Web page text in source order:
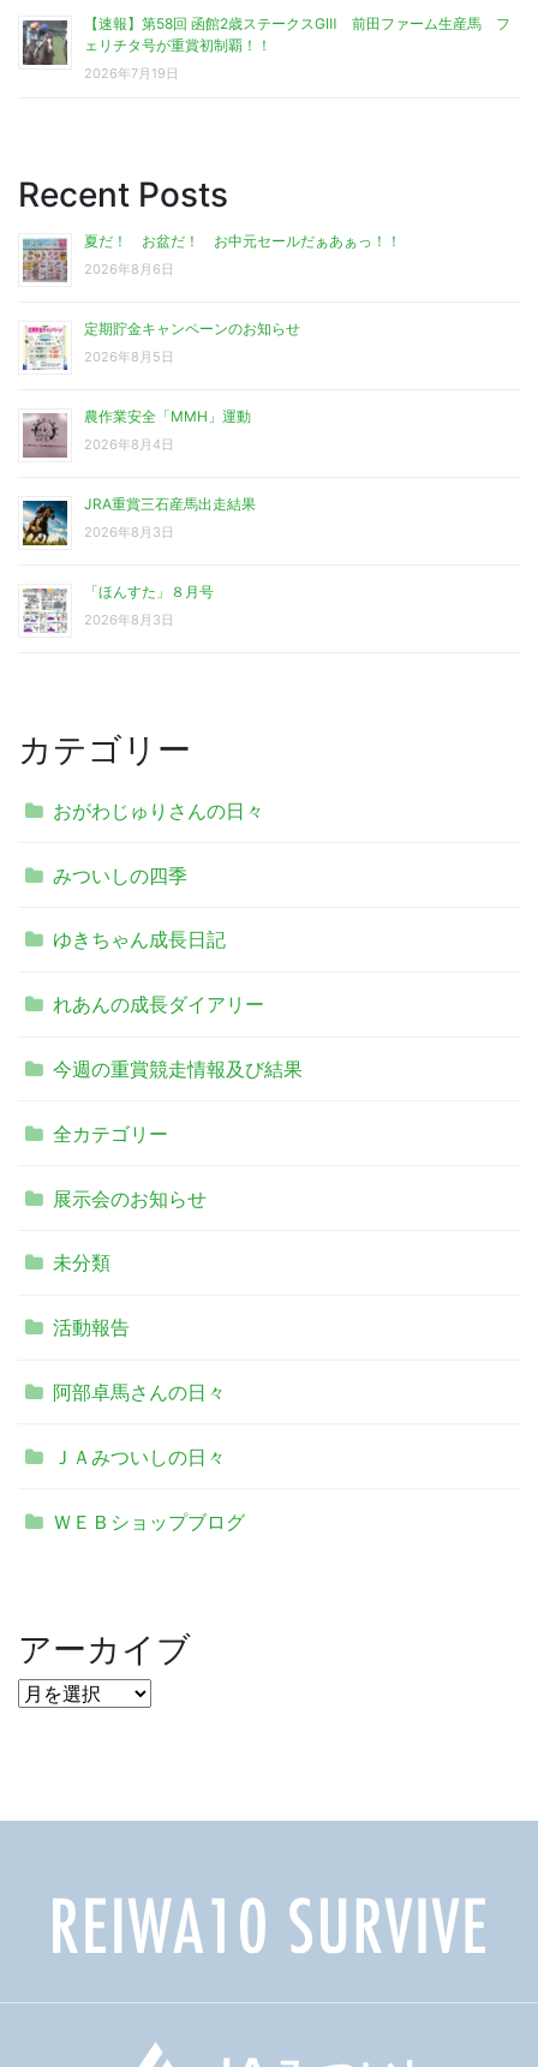
【速報】第58回 函館2歳ステークスGⅢ 前田ファーム生産馬 フ
ェリチタ号が重賞初制覇！！
2026年7月19日
Recent Posts
夏だ！ お盆だ！ お中元セールだぁあぁっ！！
2026年8月6日
定期貯金キャンペーンのお知らせ
2026年8月5日
農作業安全「MMH」運動
2026年8月4日
JRA重賞三石産馬出走結果
2026年8月3日
「ほんすた」８月号
2026年8月3日
カテゴリー
おがわじゅりさんの日々
みついしの四季
ゆきちゃん成長日記
れあんの成長ダイアリー
今週の重賞競走情報及び結果
全カテゴリー
展示会のお知らせ
未分類
活動報告
阿部卓馬さんの日々
ＪＡみついしの日々
ＷＥＢショップブログ
アーカイブ
ア